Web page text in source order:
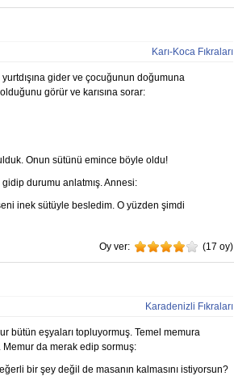
Karı-Koca Fıkraları
gider ve çocuğunun doğumuna
görür ve karısına sorar:
Onun sütünü emince böyle oldu!
durumu anlatmış. Annesi:
inek sütüyle besledim. O yüzden şimdi
Oy ver: 4
(17 oy)
Karadenizli Fıkraları
bütün eşyaları topluyormuş. Temel memura
Memur da merak edip sormuş:
bir şey değil de masanın kalmasını istiyorsun?